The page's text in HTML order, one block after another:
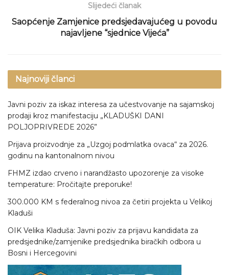
Slijedeći članak
Saopćenje Zamjenice predsjedavajućeg u povodu
najavljene “sjednice Vijeća”
Najnoviji članci
Javni poziv za iskaz interesa za učestvovanje na sajamskoj
prodaji kroz manifestaciju „KLADUŠKI DANI
POLJOPRIVREDE 2026”
Prijava proizvodnje za „Uzgoj podmlatka ovaca“ za 2026.
godinu na kantonalnom nivou
FHMZ izdao crveno i narandžasto upozorenje za visoke
temperature: Pročitajte preporuke!
300.000 KM s federalnog nivoa za četiri projekta u Velikoj
Kladuši
OIK Velika Kladuša: Javni poziv za prijavu kandidata za
predsjednike/zamjenike predsjednika biračkih odbora u
Bosni i Hercegovini